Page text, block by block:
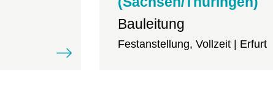
Bauleitung
Festanstellung, Vollzeit | Erfurt